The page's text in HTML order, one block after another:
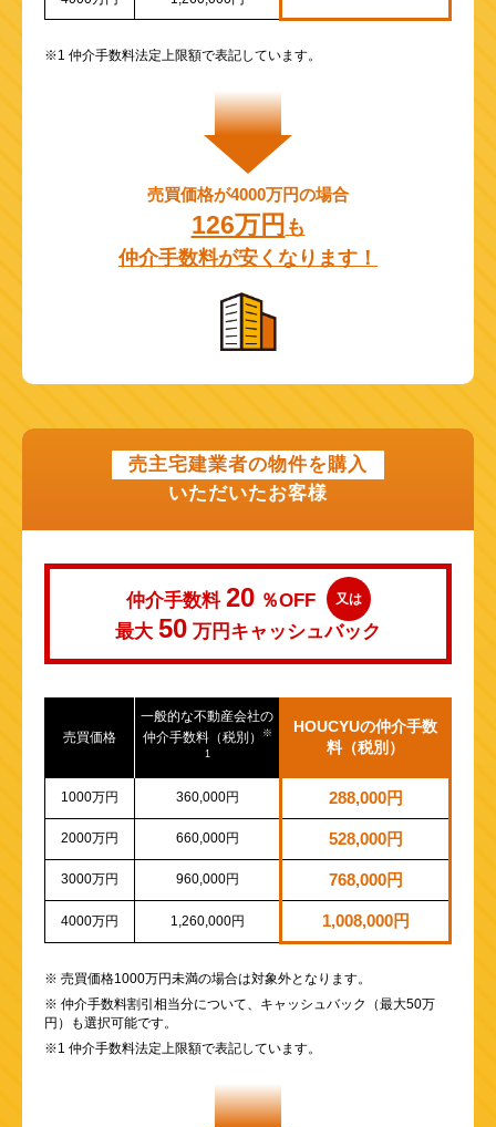
※1 仲介手数料法定上限額で表記しています。
売買価格が4000万円の場合
126万円 も
仲介手数料が安くなります！
売主宅建業者の物件を購入
いただいたお客様
仲介手数料 20 ％OFF 又は
最大 50 万円 キャッシュバック
売買価格
一般的な不動産会社の
仲介手数料（税別）
※
1
HOUCYUの仲介手数
料（税別）
1000万円 360,000円 288,000円
2000万円 660,000円 528,000円
3000万円 960,000円 768,000円
4000万円 1,260,000円 1,008,000円
※ 売買価格1000万円未満の場合は対象外となります。
※ 仲介手数料割引相当分について、キャッシュバック（最大50万
円）も選択可能です。
※1 仲介手数料法定上限額で表記しています。